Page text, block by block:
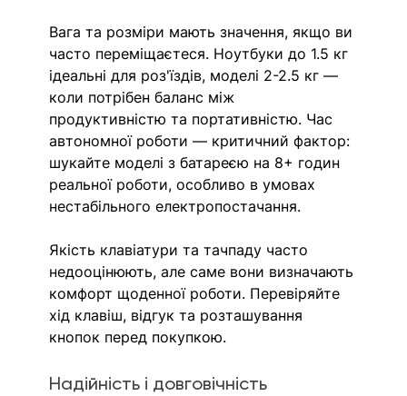
Вага та розміри мають значення, якщо ви
часто переміщаєтеся. Ноутбуки до 1.5 кг
ідеальні для роз'їздів, моделі 2-2.5 кг —
коли потрібен баланс між
продуктивністю та портативністю. Час
автономної роботи — критичний фактор:
шукайте моделі з батареєю на 8+ годин
реальної роботи, особливо в умовах
нестабільного електропостачання.
Якість клавіатури та тачпаду часто
недооцінюють, але саме вони визначають
комфорт щоденної роботи. Перевіряйте
хід клавіш, відгук та розташування
кнопок перед покупкою.
Надійність і довговічність